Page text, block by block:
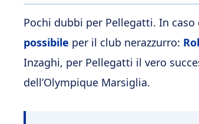
Pochi dubbi per Pellegatti. In
possibile per il club nerazzurro:
Inzaghi, per Pellegatti il vero
dell’Olympique Marsiglia.